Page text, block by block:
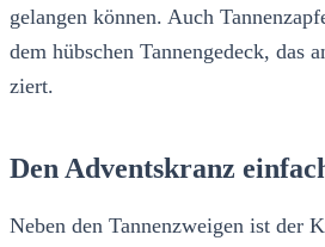
gelangen können. Auch
dem hübschen Tannengedeck, das
ziert.
Den Adventskranz
Neben den Tannenzweigen ist der